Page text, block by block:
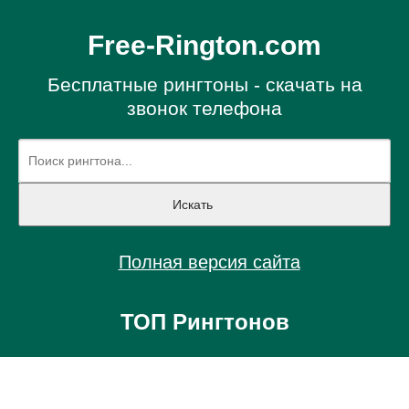
Free-Rington.com
Бесплатные рингтоны - скачать на
звонок телефона
Полная версия сайта
ТОП Рингтонов